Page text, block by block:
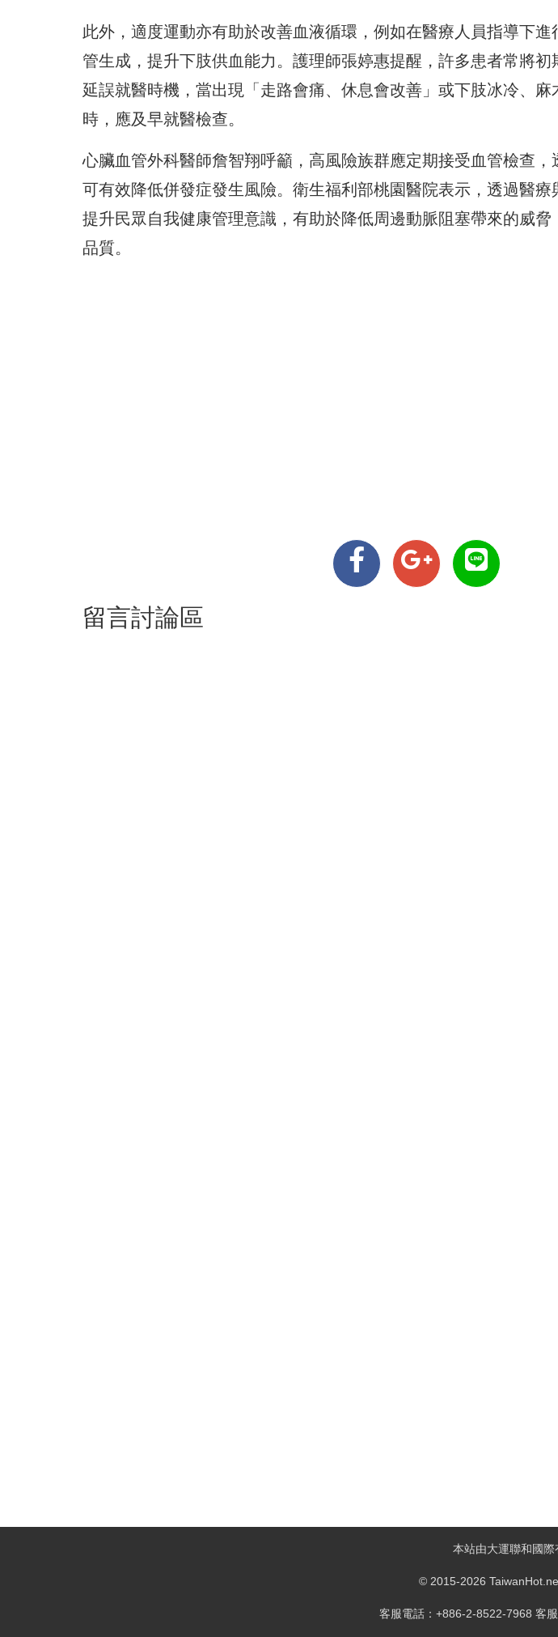
此外，適度運動亦有助於改善血液循環，例如在醫療人員指導下進
管生成，提升下肢供血能力。護理師張婷惠提醒，許多患者常將初
延誤就醫時機，當出現「走路會痛、休息會改善」或下肢冰冷、
時，應及早就醫檢查。
心臟血管外科醫師詹智翔呼籲，高風險族群應定期接受血管檢查，
可有效降低併發症發生風險。衛生福利部桃園醫院表示，透過醫
提升民眾自我健康管理意識，有助於降低周邊動脈阻塞帶來的威
品質。
留言討論區
本站由大運聯和國
© 2015-2026
客服電話：+886-2-8522-7968 客